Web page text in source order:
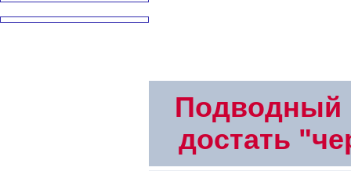
Подводный
достать